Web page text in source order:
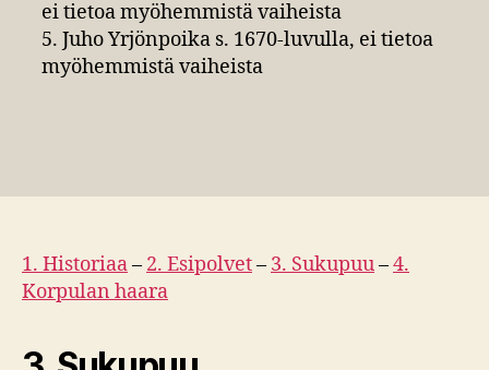
ei tietoa myöhemmistä vaiheista
5. Juho Yrjönpoika s. 1670-luvulla, ei tietoa
myöhemmistä vaiheista
1. Historiaa– 2. Esipolvet– 3. Sukupuu–4.
Korpulan haara